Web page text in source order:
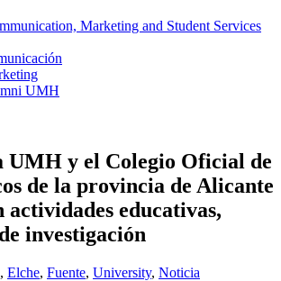
Marketing and Student Services
UMH
UMH y el Colegio Oficial de
de la provincia de Alicante
actividades educativas,
investigación
, Elche, Fuente, University, Noticia